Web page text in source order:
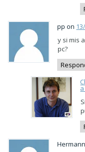
pp on
y si mis
pc?